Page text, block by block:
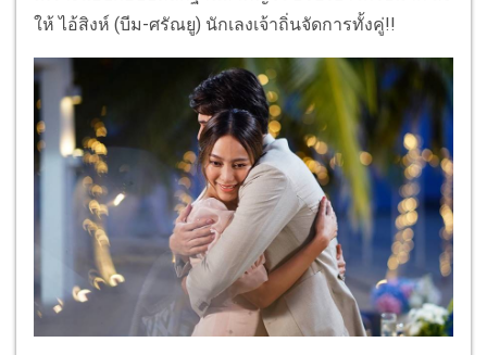
ให้ ไอ้สิงห์ (บีม-ศรัณยู) นักเลงเจ้าถิ่นจัดการทั้งคู่!!